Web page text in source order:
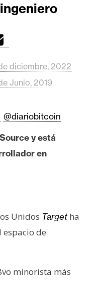
diciembre, 2022
Junio, 2019
@diariobitcoin
y está
en
Unidos Target ha
espacio de
minorista más